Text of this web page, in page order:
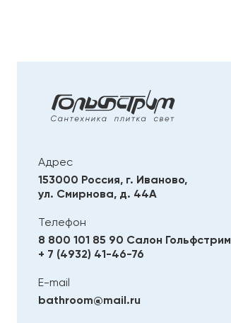
Адрес
153000 Россия, г. Иваново,
ул. Смирнова, д. 44А
Телефон
8 800 101 85 90 Салон Гольфстрим
+ 7 (4932) 41-46-76
E-mail
bathroom@mail.ru